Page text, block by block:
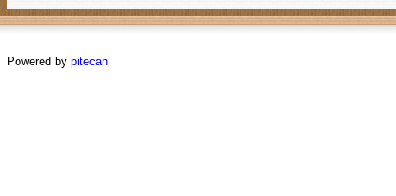
Powered by pitecan